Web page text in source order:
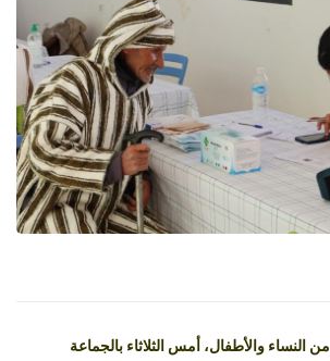
استفاد حوالي 1500 من النساء والأطفال، أمس الثلاثاء بالجماعة